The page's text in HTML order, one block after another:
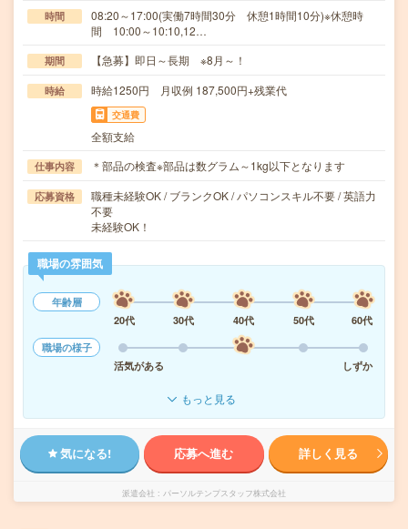
時間
08:20～17:00(実働7時間30分 休憩1時間10分)※休憩時
間 10:00～10:10,12…
期間 【急募】即日～長期 ※8月～！
時給 時給1250円 月収例 187,500円+残業代
交通費
全額支給
仕事内容 ＊部品の検査※部品は数グラム～1kg以下となります
応募資格
職種未経験OK / ブランクOK / パソコンスキル不要 / 英語力
不要
未経験OK！
職場の雰囲気
年齢層
20代
30代 40代 50代
60代
職場の様子
活気がある
しずか
もっと見る
気になる! 応募へ進む 詳しく見る
派遣会社 パーソルテンプスタッフ株式会社